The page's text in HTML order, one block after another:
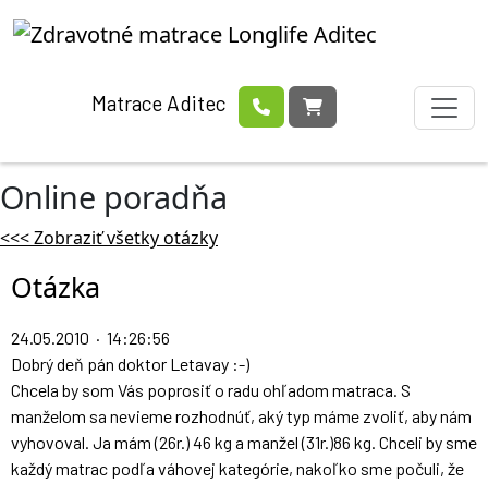
Matrace Aditec
Online poradňa
<<< Zobraziť všetky otázky
Otázka
24.05.2010 · 14:26:56
Dobrý deň pán doktor Letavay :-)
Chcela by som Vás poprosiť o radu ohľadom matraca. S
manželom sa nevieme rozhodnúť, aký typ máme zvoliť, aby nám
vyhovoval. Ja mám (26r.) 46 kg a manžel (31r.)86 kg. Chceli by sme
každý matrac podľa váhovej kategórie, nakoľko sme počuli, že